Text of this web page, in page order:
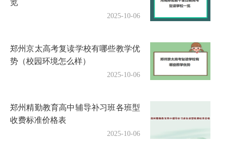
览
2025-10-06
郑州京太高考复读学校有哪些教学优
势（校园环境怎么样）
2025-10-06
郑州精勤教育高中辅导补习班各班型
收费标准价格表
2025-10-06